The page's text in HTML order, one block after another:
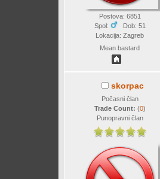
Postova: 6851
Spol:
Dob: 51
Lokacija: Zagreb
Mean bastard
skorpac
Počasni član
Trade Count: (0)
Punopravni član